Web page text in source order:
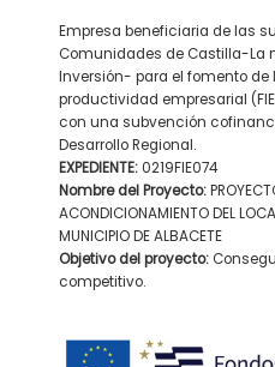
Empresa beneficiaria de las
Comunidades de Castilla-La
Inversión- para el fomento de
productividad empresarial
con una subvención
Desarrollo Regional.
EXPEDIENTE:0219FIE074
Nombre del Proyecto:
ACONDICIONAMIENTO DEL
MUNICIPIO DE ALBACETE
Objetivo del proyecto:
competitivo.